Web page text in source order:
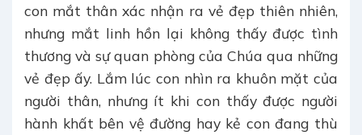
con mắt thân xác nhận ra vẻ đẹp thiên nhiên,
nhưng mắt linh hồn lại không thấy được tình
thương và sự quan phòng của Chúa qua những
vẻ đẹp ấy. Lắm lúc con nhìn ra khuôn mặt của
người thân, nhưng ít khi con thấy được người
hành khất bên vệ đường hay kẻ con đang thù